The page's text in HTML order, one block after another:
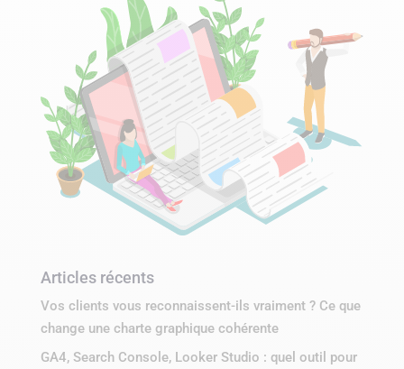
Articles récents
Vos clients vous reconnaissent-ils vraiment ? Ce que
change une charte graphique cohérente
GA4, Search Console, Looker Studio : quel outil pour